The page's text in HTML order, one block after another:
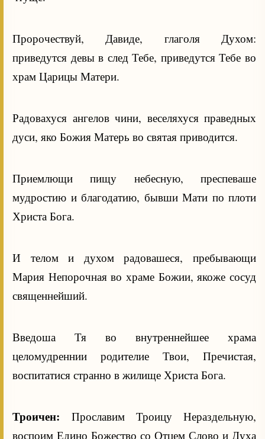
Пророчествуй, Давиде, глаголя Духом:
приведутся девы в след Тебе, приведутся Тебе во
храм Царицы Матери.
Радовахуся ангелов чини, веселяхуся праведных
дуси, яко Божия Матерь во святая приводится.
Приемлющи пищу небесную, преспеваше
мудростию и благодатию, бывши Мати по плоти
Христа Бога.
И телом и духом радовашеся, пребывающи
Мария Непорочная во храме Божии, якоже сосуд
священнейший.
Введоша Тя во внутреннейшее храма
целомудреннии родителие Твои, Пречистая,
воспитатися странно в жилище Христа Бога.
Троичен: Прославим Троицу Нераздельную,
воспоим Едино Божество со Отцем Слово и Духа